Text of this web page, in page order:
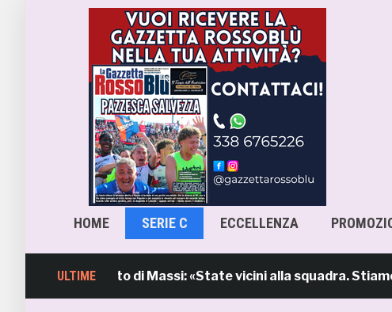
HOME SERIE C ECCELLENZA
ULTIME
l’intervento di Massi: «State vicini alla squadra. Stiamo